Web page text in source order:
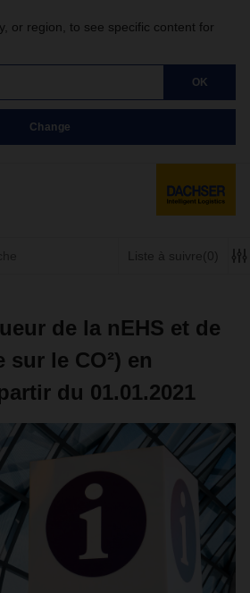
or region, to see specific content for
OK
Change
Liste à suivre(0)
de la nEHS et de
sur le CO²) en
du 01.01.2021